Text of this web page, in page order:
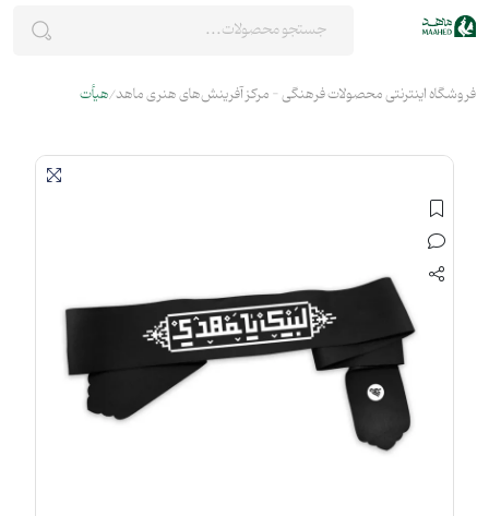
فروشگاه اینترنتی محصولات فرهنگی - مرکز آفرینش‌های هنری ماهد هیأت